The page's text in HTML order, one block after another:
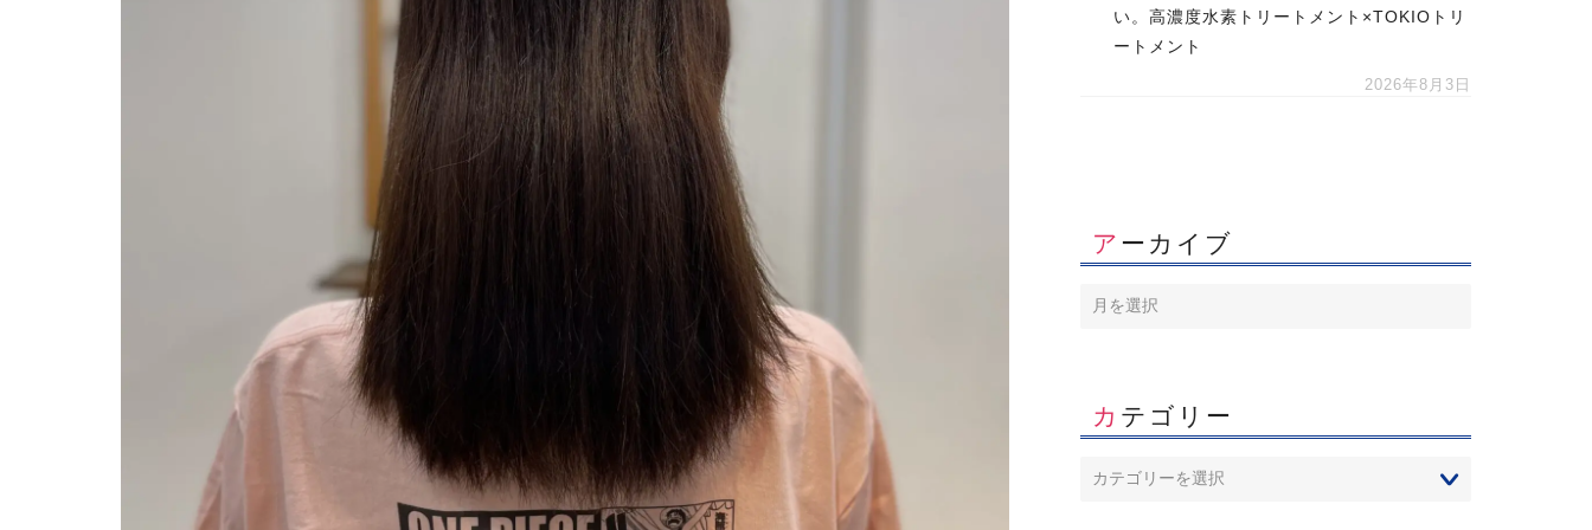
い。高濃度水素トリートメント×TOKIOトリ
ートメント
2026年8月3日
アーカイブ
カテゴリー